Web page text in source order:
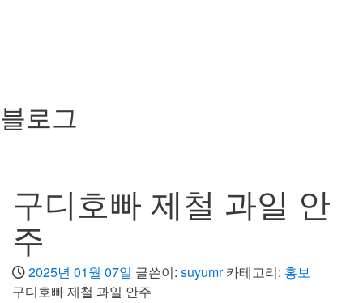
블로그
구디호빠 제철 과일 안
주
2025년 01월 07일 글쓴이: suyumr 카테고리: 홍보
구디호빠 제철 과일 안주